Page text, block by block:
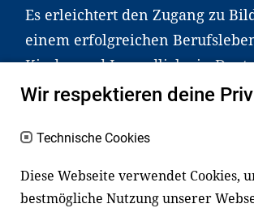
Es erleichtert den Zugang zu
einem erfolgreichen
Kinder und Jugendliche in
haben aber große
an Familien sowie an
Fachexpert*innen. Dafür
Wir respektieren deine
Technische Cookies
Diese Webseite verwendet Cookies,
bestmögliche Nutzung unserer